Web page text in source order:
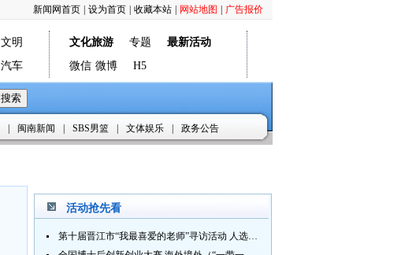
广告报价
网站地图
收藏本站
设为首页
新闻网首页
文明
汽车
文化旅游 专题
最新活动
微信 微博 H5
闽南新闻 SBS男篮 文体娱乐 政务公告
活动抢先看
第十届晋江市“我最喜爱的老师”寻访活动 人选推荐火热进行中 快来“秀”您最喜爱的老师